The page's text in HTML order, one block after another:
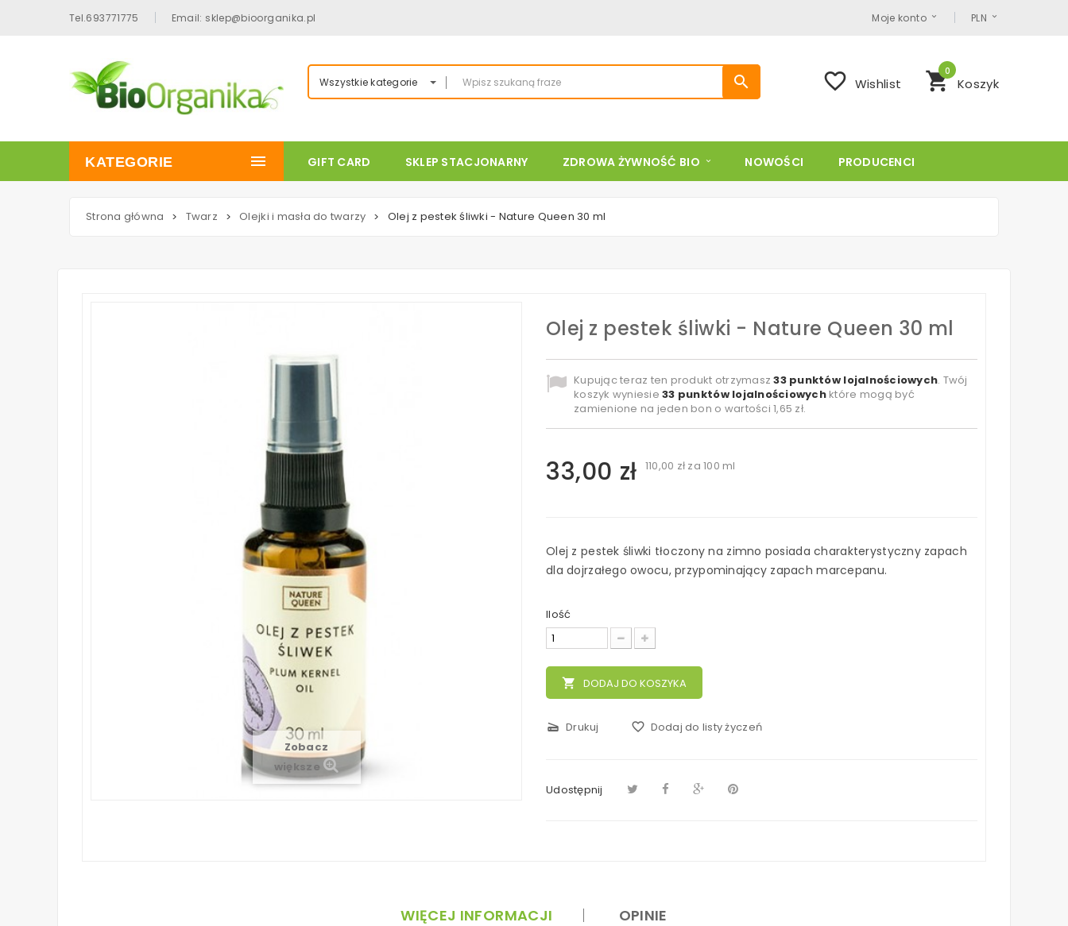
Tel.693771775 Email: sklep@bioorganika.pl PLN
Moje konto
Wszystkie kategorie search shopping_cart Koszyk
0
favorite_border Wishlist
KATEGORIE GIFT CARD SKLEP STACJONARNY ZDROWA ŻYWNOŚĆ BIO NOWOŚCI PRODUCENCI
Strona główna > Twarz > Olejki i masła do twarzy > Olej z pestek śliwki - Nature Queen 30 ml
Zobacz
większe
Olej z pestek śliwki - Nature Queen 30 ml
Kupując teraz ten produkt otrzymasz33punktów lojalnościowych. Twój
koszyk wyniesie33 punktów lojalnościowychktóre mogą być
zamienione na jeden bon o wartości1,65 zł.
33,00 zł 110,00 zł za 100 ml
Olej z pestek śliwki tłoczony na zimno posiada charakterystyczny zapach
dla dojrzałego owocu, przypominający zapach marcepanu.
Ilość
local_grocery_store DODAJ DO KOSZYKA
scanner Drukuj favorite_border Dodaj do listy życzeń
Udostępnij
WIĘCEJ INFORMACJI OPINIE